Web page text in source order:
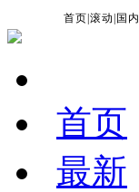
首页 |滚动 国内
首页
最新